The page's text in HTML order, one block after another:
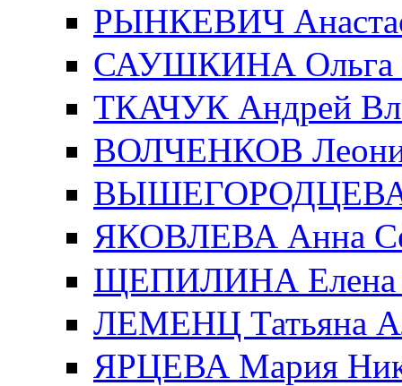
РЫНКЕВИЧ
САУШКИНА Ольга
ТКАЧУК Андрей
ВОЛЧЕНКОВ
ВЫШЕГОРОДЦЕВА
ЯКОВЛЕВА Анна
ЩЕПИЛИНА Елена
ЛЕМЕНЦ Татьяна
ЯРЦЕВА Мария